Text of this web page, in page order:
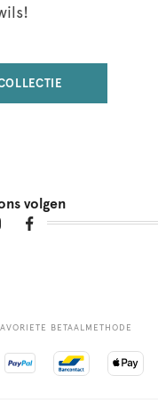
volgen
BETAALMETHODE